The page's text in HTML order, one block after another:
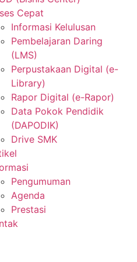
Cepat
Informasi Kelulusan
Pembelajaran Daring
(LMS)
Perpustakaan Digital (e-
Library)
Rapor Digital (e-Rapor)
Data Pokok Pendidik
(DAPODIK)
Drive SMK
Pengumuman
Agenda
Prestasi